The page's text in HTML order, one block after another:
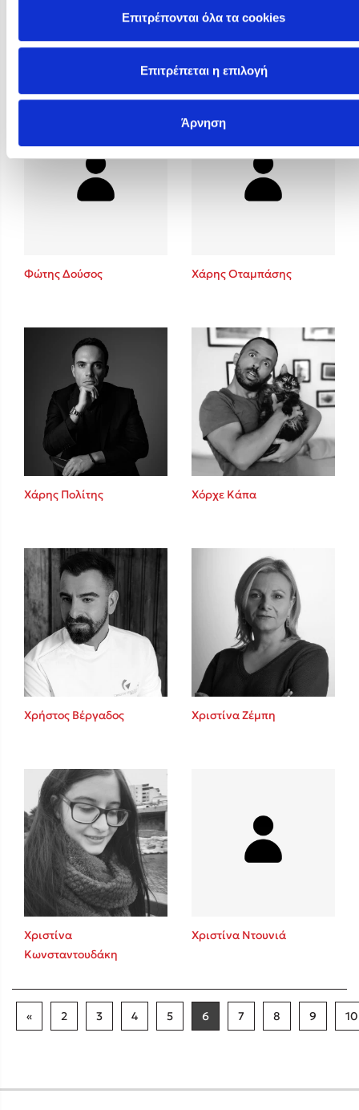
Επιτρέπονται όλα τα cookies
Επιτρέπεται η επιλογή
Άρνηση
Φυστίκι ΠουΚυλάει
Φωτεινή Καραγρηγόρη
Φώτης Δούσος Χάρης Οταμπάσης
Χάρης Πολίτης Χόρχε Κάπα
Χρήστος Βέργαδος Χριστίνα Ζέμπη
Χριστίνα
Κωνσταντουδάκη
Χριστίνα Ντουνιά
« 2 3 4 5 6 7 8 9 10